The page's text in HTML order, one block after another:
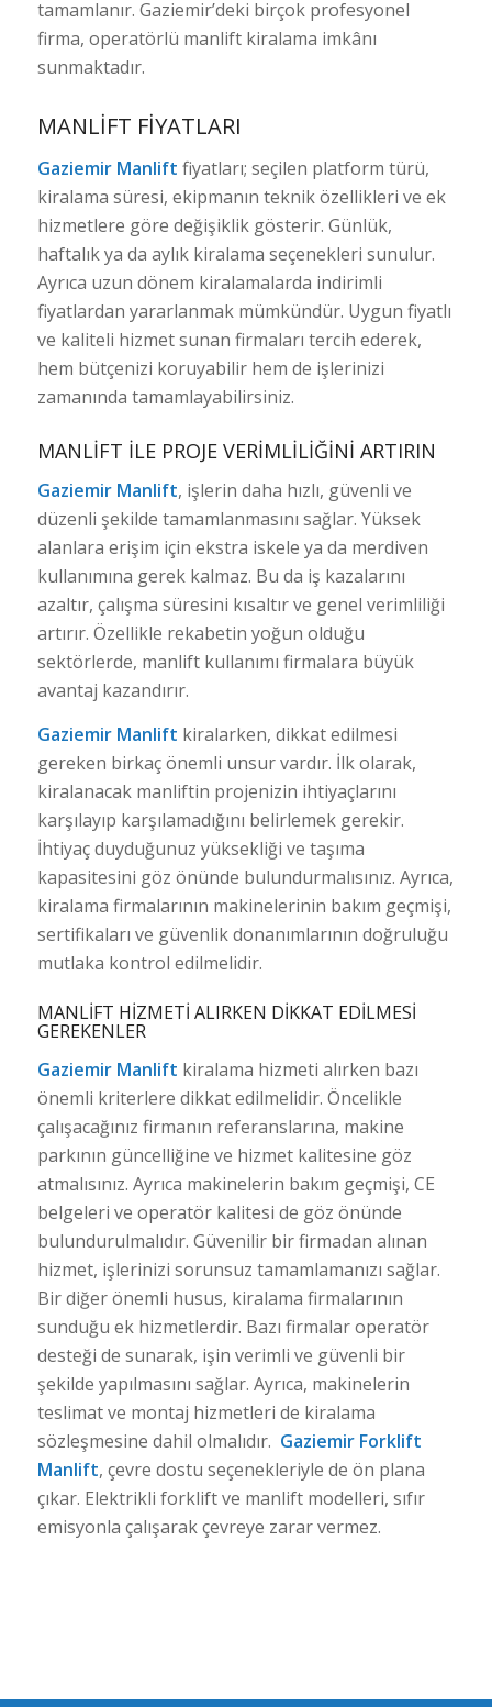
tamamlanır. Gaziemir’deki birçok profesyonel
firma, operatörlü manlift kiralama imkânı
sunmaktadır.
MANLIFT FIYATLARI
Gaziemir Manlift fiyatları; seçilen platform türü,
kiralama süresi, ekipmanın teknik özellikleri ve ek
hizmetlere göre değişiklik gösterir. Günlük,
haftalık ya da aylık kiralama seçenekleri sunulur.
Ayrıca uzun dönem kiralamalarda indirimli
fiyatlardan yararlanmak mümkündür. Uygun fiyatlı
ve kaliteli hizmet sunan firmaları tercih ederek,
hem bütçenizi koruyabilir hem de işlerinizi
zamanında tamamlayabilirsiniz.
MANLIFT ILE PROJE VERIMLILIĞINI ARTIRIN
Gaziemir Manlift, işlerin daha hızlı, güvenli ve
düzenli şekilde tamamlanmasını sağlar. Yüksek
alanlara erişim için ekstra iskele ya da merdiven
kullanımına gerek kalmaz. Bu da iş kazalarını
azaltır, çalışma süresini kısaltır ve genel verimliliği
artırır. Özellikle rekabetin yoğun olduğu
sektörlerde, manlift kullanımı firmalara büyük
avantaj kazandırır.
Gaziemir Manlift kiralarken, dikkat edilmesi
gereken birkaç önemli unsur vardır. İlk olarak,
kiralanacak manliftin projenizin ihtiyaçlarını
karşılayıp karşılamadığını belirlemek gerekir.
İhtiyaç duyduğunuz yüksekliği ve taşıma
kapasitesini göz önünde bulundurmalısınız. Ayrıca,
kiralama firmalarının makinelerinin bakım geçmişi,
sertifikaları ve güvenlik donanımlarının doğruluğu
mutlaka kontrol edilmelidir.
MANLIFT HIZMETI ALIRKEN DIKKAT EDILMESI
GEREKENLER
Gaziemir Manlift kiralama hizmeti alırken bazı
önemli kriterlere dikkat edilmelidir. Öncelikle
çalışacağınız firmanın referanslarına, makine
parkının güncelliğine ve hizmet kalitesine göz
atmalısınız. Ayrıca makinelerin bakım geçmişi, CE
belgeleri ve operatör kalitesi de göz önünde
bulundurulmalıdır. Güvenilir bir firmadan alınan
hizmet, işlerinizi sorunsuz tamamlamanızı sağlar.
Bir diğer önemli husus, kiralama firmalarının
sunduğu ek hizmetlerdir. Bazı firmalar operatör
desteği de sunarak, işin verimli ve güvenli bir
şekilde yapılmasını sağlar. Ayrıca, makinelerin
teslimat ve montaj hizmetleri de kiralama
sözleşmesine dahil olmalıdır. Gaziemir Forklift
Manlift, çevre dostu seçenekleriyle de ön plana
çıkar. Elektrikli forklift ve manlift modelleri, sıfır
emisyonla çalışarak çevreye zarar vermez.